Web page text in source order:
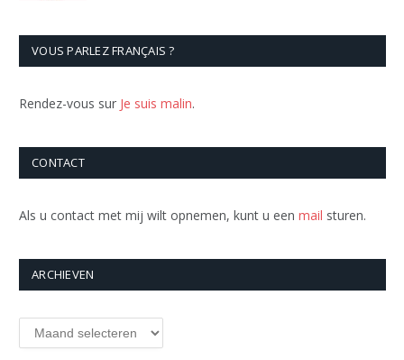
VOUS PARLEZ FRANÇAIS ?
Rendez-vous sur Je suis malin.
CONTACT
Als u contact met mij wilt opnemen, kunt u een mail sturen.
ARCHIEVEN
Archieven